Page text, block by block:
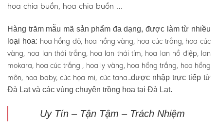
hoa chia buồn, hoa chia buồn …
Hàng trăm mẫu mã sản phẩm đa dạng, được làm từ nhiều
loại hoa: hoa hồng đỏ, hoa hồng vàng, hoa cúc trắng, hoa cúc
vàng, hoa lan thái trắng, hoa lan thái tím, hoa lan hồ điệp, lan
mokara, hoa cúc trắng , hoa ly vàng, hoa hồng trắng, hoa hồng
môn, hoa baby, cúc họa mi, cúc tana..được nhập trực tiếp từ
Đà Lạt và các vùng chuyên trồng hoa tại Đà Lạt.
Uy Tín – Tận Tậm – Trách Nhiệm